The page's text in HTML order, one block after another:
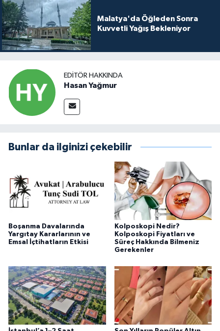
Malatya'da Öğleden Sonra
Kuvvetli Yağış Bekleniyor
EDITÖR HAKKINDA
Hasan Yağmur
Bunlar da ilginizi çekebilir
Boşanma Davalarında
Yargıtay Kararlarının ve
Emsal İçtihatların Etkisi
Kolposkopi Nedir?
Kolposkopi Fiyatları ve
Süreç Hakkında Bilmeniz
Gerekenler